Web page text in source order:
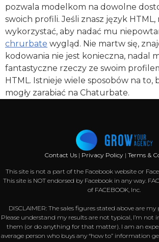
pozwala modelkom na dowolne
swoich profili. Jeśli znasz język HTML,
wykorzystać, aby nadać mu
chrurbate wygląd. Nie martw się,
kodowania nie jest konieczna, nadal
fantastyczne rzeczy ze swoim
HTML. Istnieje wiele sposobów na to,
mogły zarabiać na Chaturbate.
Contact Us | Privacy Policy| Terms &
This site is not a part of the Facebook website or
This site is NOT endorsed by Facebook in any way.
of FACEBOOK, Inc.
DISCLAIMER: The sales figures stated above are my
Please understand my results are not typical, I’m not
them (or do anything for that matter). I am an
average person who buys any “how to” information